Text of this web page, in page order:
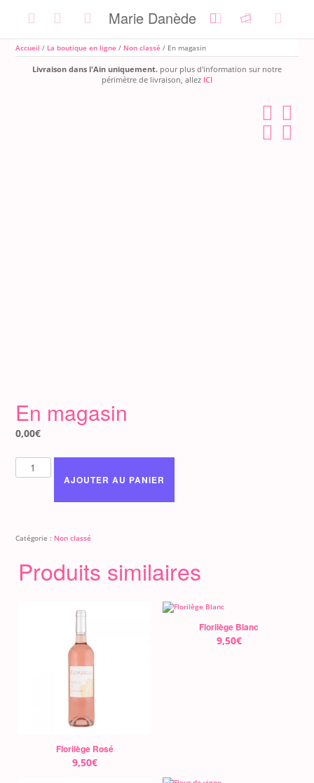
Marie Danède
Accueil / La boutique en ligne / Non classé / En magasin
Livraison dans l'Ain uniquement. pour plus d'information sur notre
périmètre de livraison, allez ICI
En magasin
0,00€
quantité
AJOUTER AU PANIER
Catégorie : Non classé
Produits similaires
Florilège Rosé
9,50€
Florilège Blanc
9,50€